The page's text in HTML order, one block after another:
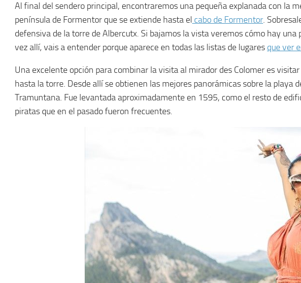
Al final del sendero principal, encontraremos una pequeña explanada con la
península de Formentor que se extiende hasta el cabo de Formentor.
defensiva de la torre de Albercutx. Si bajamos la vista veremos cómo hay
vez allí, vais a entender porque aparece en todas las listas de lugares que ver
Una excelente opción para combinar la visita al mirador des Colomer es
hasta la torre. Desde allí se obtienen las mejores panorámicas sobre la
Tramuntana. Fue levantada aproximadamente en 1595, como el resto de
piratas que en el pasado fueron frecuentes.